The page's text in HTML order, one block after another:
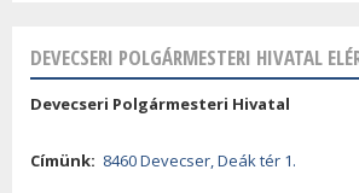
DEVECSERI POLGÁRMESTERI HIVATAL
Devecseri Polgármesteri Hivatal
Címünk: 8460 Devecser, Deák tér 1.